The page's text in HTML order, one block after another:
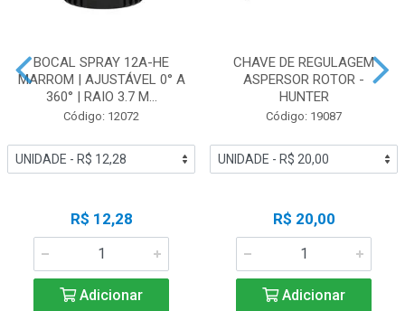
BOCAL SPRAY 12A-HE
MARROM | AJUSTÁVEL 0° A
360° | RAIO 3.7 M...
Código: 12072
R$ 12,28
Adicionar
CHAVE DE REGULAGEM
ASPERSOR ROTOR -
HUNTER
Código: 19087
R$ 20,00
Adicionar